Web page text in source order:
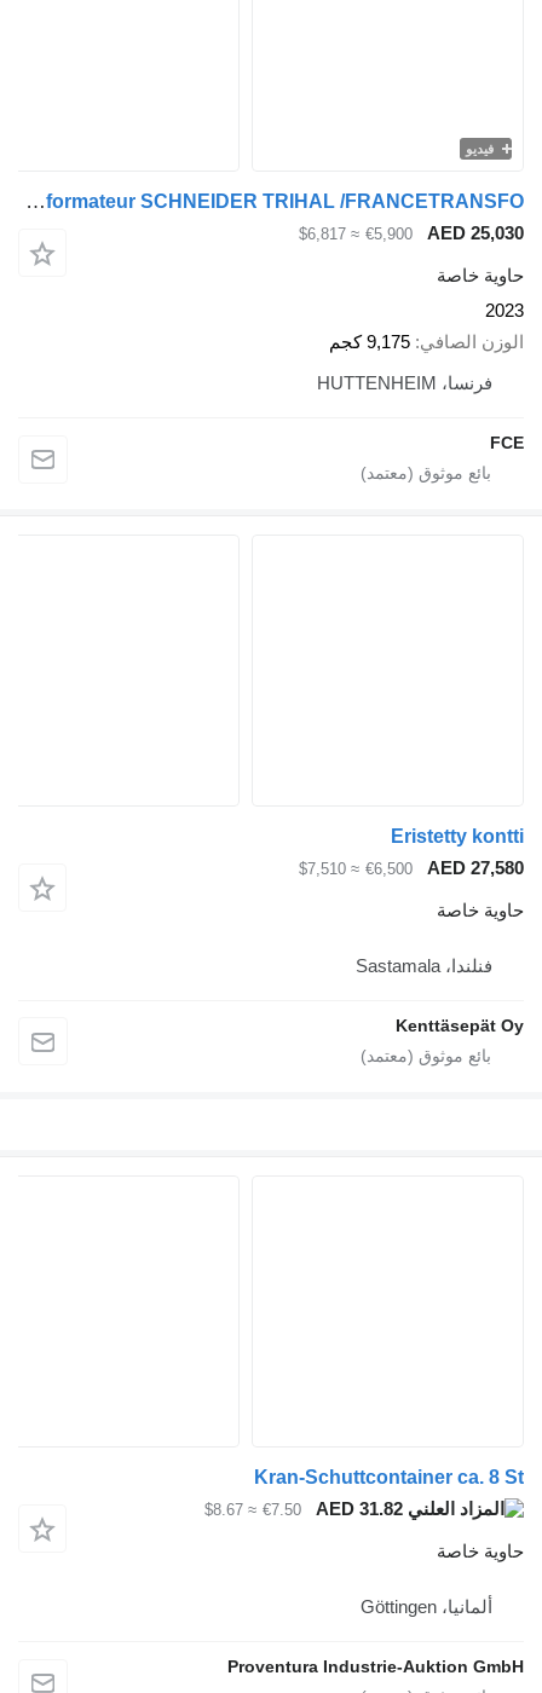
فيديو
Transformateur SCHNEIDER TRIHAL /FRANCETRANSFO
AED 25,030
€5,900
≈ $6,817
حاوية خاصة
2023
الوزن الصافي 9,175 كجم
فرنسا، HUTTENHEIM
FCE
Eristetty kontti
AED 27,580
€6,500
≈ $7,510
حاوية خاصة
فنلندا، Sastamala
Kenttäsepät Oy
Kran-Schuttcontainer ca. 8 St
€7.50
≈ $8.67
حاوية خاصة
ألمانيا، Göttingen
Proventura Industrie-Auktion GmbH